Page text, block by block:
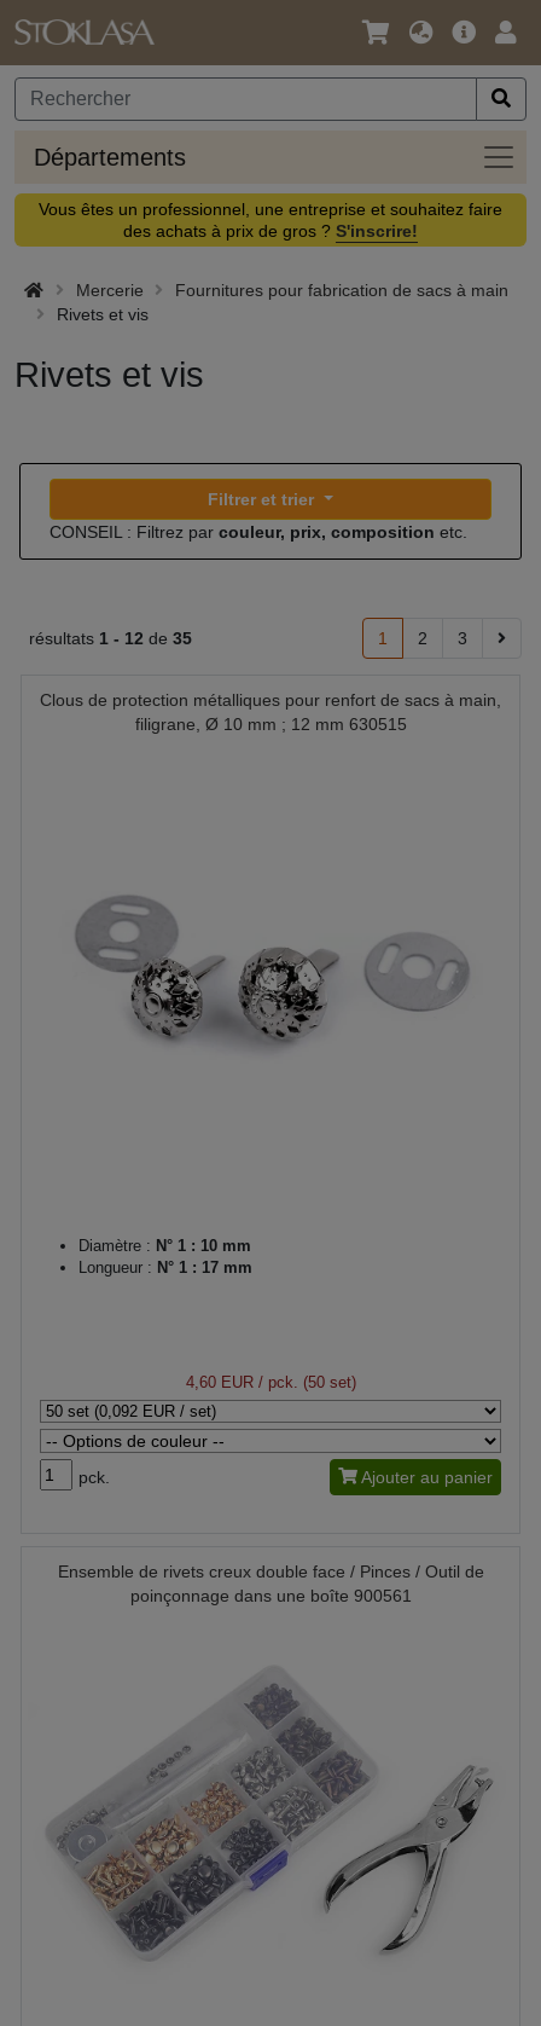
Langue
Devise
Offre
Départements
Vous êtes un professionnel, une entreprise et souhaitez faire
des achats à prix de gros ? S'inscrire!
Mercerie
Fournitures pour fabrication de sacs à main
Rivets et vis
Rivets et vis
Filtrer et trier
CONSEIL : Filtrez par couleur, prix, composition etc.
résultats 1 - 12 de 35 1 2 3
Clous de protection métalliques pour renfort de sacs à main,
filigrane, Ø 10 mm ; 12 mm 630515
Diamètre : N° 1 : 10 mm
Longueur : N° 1 : 17 mm
4,60 EUR/ pck. (50 set)
pck. Ajouter au panier
Ensemble de rivets creux double face / Pinces / Outil de
poinçonnage dans une boîte 900561